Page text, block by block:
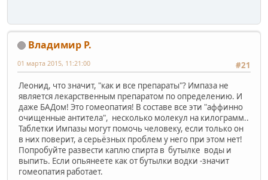
Владимир Р.
#21
01 марта 2015, 11:21:00
Леонид, что значит, "как и все препараты"? Импаза не
является лекарственным препаратом по определению. И
даже БАДом! Это гомеопатия! В составе все эти "аффинно
очищенные антитела", несколько молекул на килограмм..
Таблетки Импазы могут помочь человеку, если только он
в них поверит, а серьёзных проблем у него при этом нет!
Попробуйте развести каплю спирта в бутылке воды и
выпить. Если опьянеете как от бутылки водки -значит
гомеопатия работает.